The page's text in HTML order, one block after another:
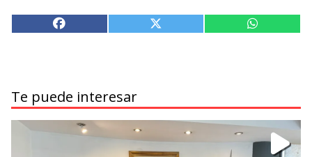
Te puede interesar